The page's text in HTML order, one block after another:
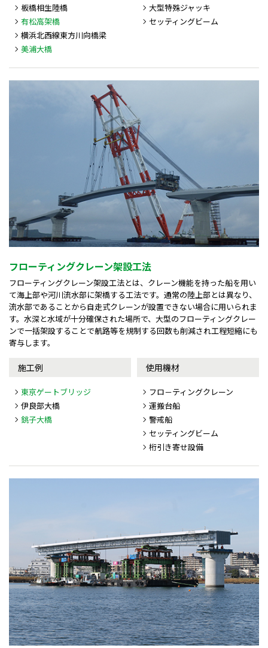
板橋相生陸橋
有松高架橋
横浜北西線東方川向橋梁
美浦大橋
大型特殊ジャッキ
セッティングビーム
フローティングクレーン架設工法
フローティングクレーン架設工法とは、クレーン機能を持った船を用い
て海上部や河川流水部に架橋する工法です。通常の陸上部とは異なり、
流水部であることから自走式クレーンが設置できない場合に用いられま
す。水深と水域が十分確保された場所で、大型のフローティングクレー
ンで一括架設することで航路等を規制する回数も削減され工程短縮にも
寄与します。
施工例
東京ゲートブリッジ
伊良部大橋
銚子大橋
使用機材
フロ－ティングクレーン
運搬台船
警戒船
セッティングビーム
桁引き寄せ設備